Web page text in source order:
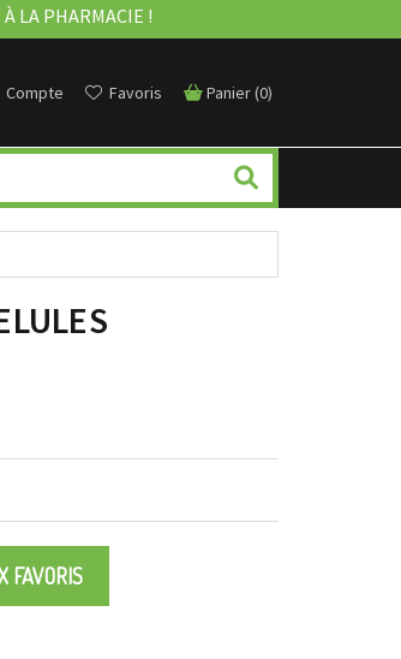
LA PHARMACIE !
Compte Favoris Panier(0)
FAVORIS